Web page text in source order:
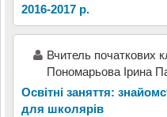
2016-2017 р.
Вчитель початкових
Пономарьова Ірина
Освітні заняття:
для школярів